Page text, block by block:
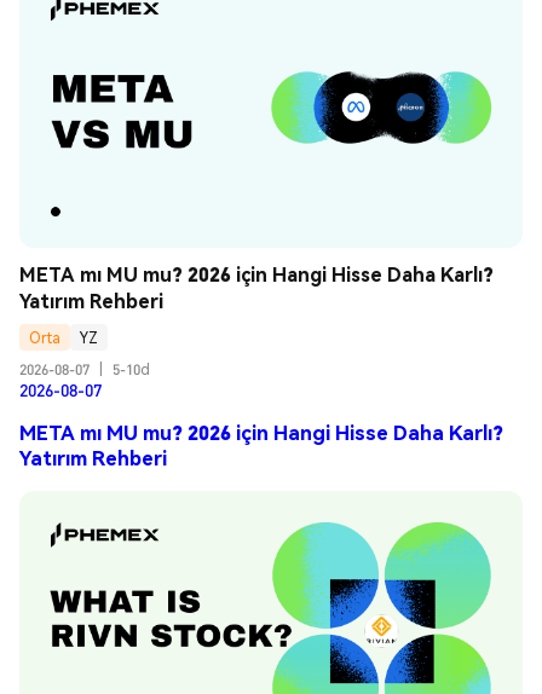
META mı MU mu? 2026 için Hangi Hisse Daha Karlı?
Yatırım Rehberi
Orta
YZ
2026-08-07
5-10d
2026-08-07
META mı MU mu? 2026 için Hangi Hisse Daha Karlı?
Yatırım Rehberi